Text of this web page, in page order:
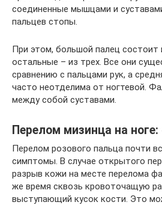
соединенные мышцами и
пальцев стопы.
При этом, большой палец состоит
остальные – из трех. Все они
сравнению с пальцами рук, а
часто неотделима от ногтевой.
между собой суставами.
Перелом мизинца на
Перелом розового пальца почти
симптомы. В случае открытого
разрыв кожи на месте перелома
же время сквозь кровоточащую
выступающий кусок кости. Это